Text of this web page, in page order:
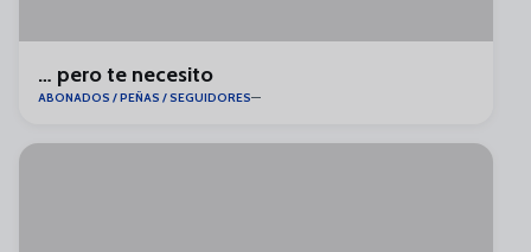
… pero te necesito
ABONADOS / PEÑAS / SEGUIDORES